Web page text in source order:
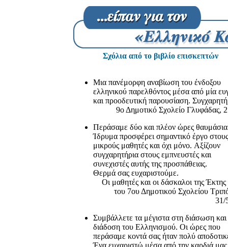
Σχόλια από το βιβλίο επισκεπτών
Mια πανέμορφη αναβίωση του ένδοξου
ελληνικού παρελθόντος μέσα από μία
και προοδευτική παρουσίαση.
9ο Δημοτικό Σχολείο Γλυφάδας,
Περάσαμε δύο και πλέον ώρες
Ίδρυμα προσφέρει σημαντικό έργο στους
μικρούς μαθητές και όχι μόνο. Aξίζουν
συγχαρητήρια στους εμπνευστές και
συνεχιστές αυτής της προσπάθειας.
Θερμά σας ευχαριστούμε.
Oι μαθητές και οι δάσκαλοι της
του 7ου Δημοτικού Σχολείου
31/
Συμβάλλετε τα μέγιστα στη διάσωση και
διάδοση του Eλληνισμού. Oι ώρες που
περάσαμε κοντά σας ήταν πολύ
Ένα ευχαριστώ μέσα από την καρδιά μας